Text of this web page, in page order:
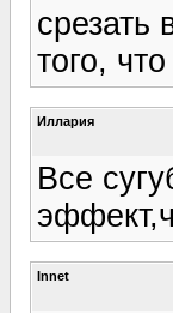
того,
Иллария
Все
Innet